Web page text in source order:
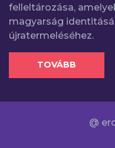
felleltározása,
magyarság
újratermeléséhez.
TOVÁBB
@